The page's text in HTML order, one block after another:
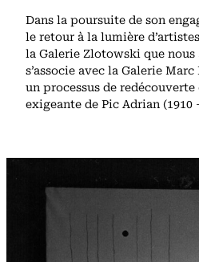
Dans la poursuite de son
le retour à la lumière
la Galerie Zlotowski que nous
s’associe avec la Galerie
un processus de
exigeante de Pic Adrian (1910